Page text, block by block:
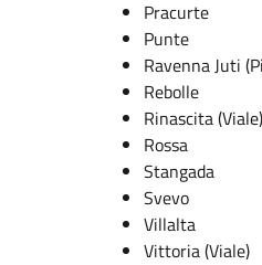
Pracurte
Punte
Ravenna Juti
Rebolle
Rinascita (Viale)
Rossa
Stangada
Svevo
Villalta
Vittoria (Viale)